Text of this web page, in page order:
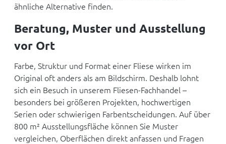
ähnliche Alternative finden.
Beratung, Muster und Ausstellung
vor Ort
Farbe, Struktur und Format einer Fliese wirken im
Original oft anders als am Bildschirm. Deshalb lohnt
sich ein Besuch in unserem Fliesen-Fachhandel –
besonders bei größeren Projekten, hochwertigen
Serien oder schwierigen Farbentscheidungen. Auf über
800 m² Ausstellungsfläche können Sie Muster
vergleichen, Oberflächen direkt anfassen und Fragen